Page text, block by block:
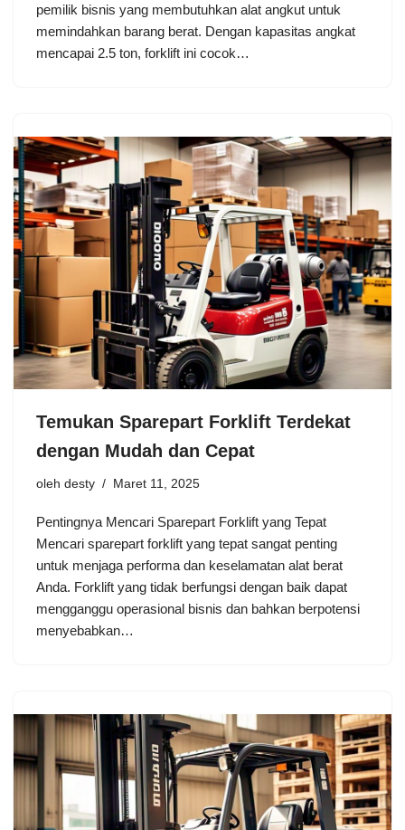
pemilik bisnis yang membutuhkan alat angkut untuk
memindahkan barang berat. Dengan kapasitas angkat
mencapai 2.5 ton, forklift ini cocok…
Temukan Sparepart Forklift Terdekat
dengan Mudah dan Cepat
oleh desty Maret 11, 2025
Pentingnya Mencari Sparepart Forklift yang Tepat
Mencari sparepart forklift yang tepat sangat penting
untuk menjaga performa dan keselamatan alat berat
Anda. Forklift yang tidak berfungsi dengan baik dapat
mengganggu operasional bisnis dan bahkan berpotensi
menyebabkan…